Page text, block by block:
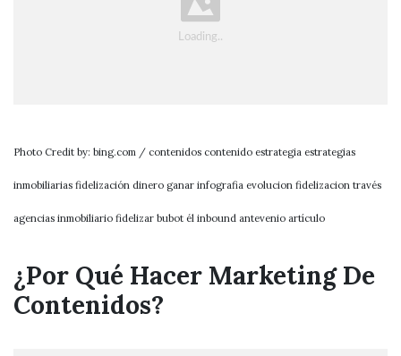
Photo Credit by: bing.com / contenidos contenido estrategia estrategias
inmobiliarias fidelización dinero ganar infografia evolucion fidelizacion través
agencias inmobiliario fidelizar bubot él inbound antevenio artículo
¿Por Qué Hacer Marketing De
Contenidos?